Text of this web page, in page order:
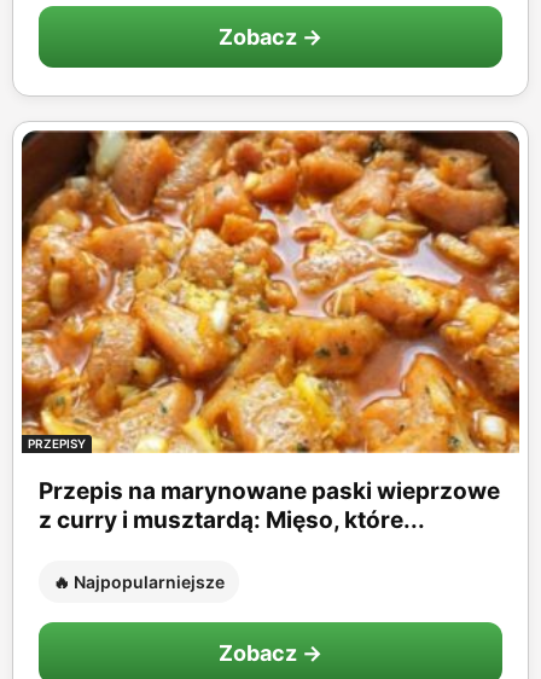
Zobacz →
PRZEPISY
Przepis na marynowane paski wieprzowe
z curry i musztardą: Mięso, które...
🔥 Najpopularniejsze
Zobacz →